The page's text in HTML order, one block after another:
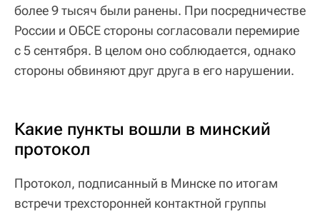
более 9 тысяч были ранены. При посредничестве
России и ОБСЕ стороны согласовали перемирие
с 5 сентября. В целом оно соблюдается, однако
стороны обвиняют друг друга в его нарушении.
Какие пункты вошли в минский
протокол
Протокол, подписанный в Минске по итогам
встречи трехсторонней контактной группы